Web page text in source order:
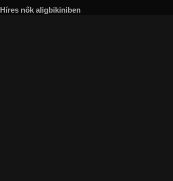
Híres nők aligbikiniben